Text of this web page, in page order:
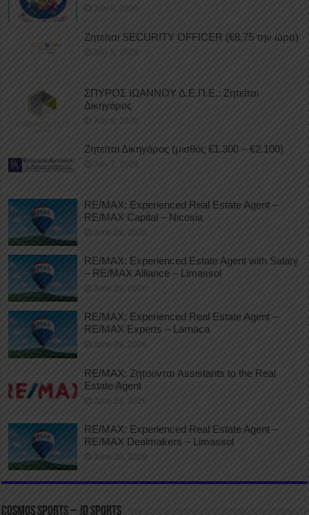
July 8, 2026
Ζητείται SECURITY OFFICER (€8,75 την ώρα)
July 8, 2026
ΣΠΥΡΟΣ ΙΩΑΝΝΟΥ Δ.Ε.Π.Ε.: Ζητείται
Δικηγόρος
July 8, 2026
Ζητείται Δικηγόρος (μισθός €1.300 – €2.100)
July 7, 2026
RE/MAX: Experienced Real Estate Agent –
RE/MAX Capital – Nicosia
June 29, 2026
RE/MAX: Experienced Estate Agent with Salary
– RE/MAX Alliance – Limassol
June 29, 2026
RE/MAX: Experienced Real Estate Agent –
RE/MAX Experts – Larnaca
June 29, 2026
RE/MAX: Ζητούνται Assistants to the Real
Estate Agent
June 29, 2026
RE/MAX: Experienced Real Estate Agent –
RE/MAX Dealmakers – Limassol
June 29, 2026
COSMOS SPORTS – JD SPORTS